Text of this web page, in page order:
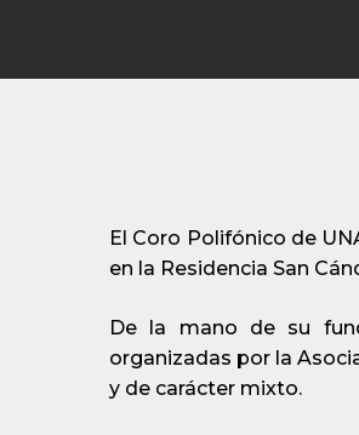
El Coro Polifónico de
en la Residencia San
De la mano de su
organizadas por la
y de carácter mixto.